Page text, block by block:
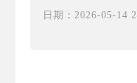
日期：2026-05-14